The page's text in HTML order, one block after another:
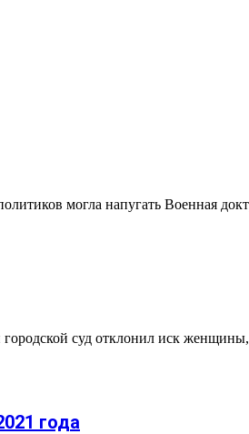
могла напугать Военная
суд отклонил иск
года